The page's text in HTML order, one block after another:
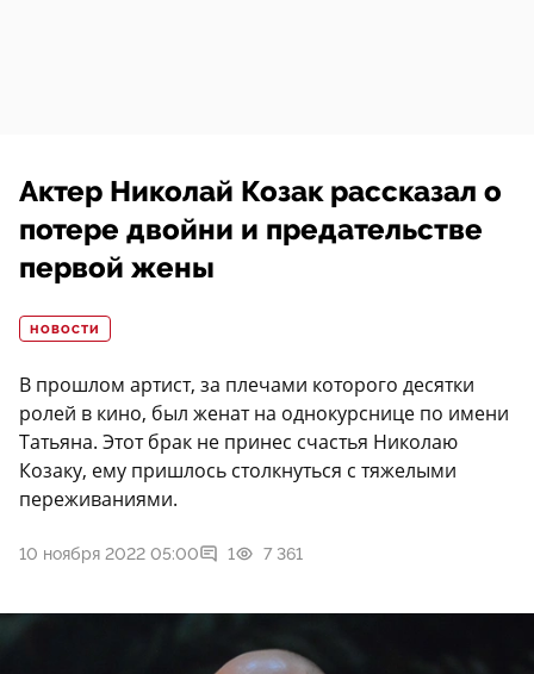
Актер Николай Козак рассказал о
потере двойни и предательстве
первой жены
НОВОСТИ
В прошлом артист, за плечами которого десятки
ролей в кино, был женат на однокурснице по имени
Татьяна. Этот брак не принес счастья Николаю
Козаку, ему пришлось столкнуться с тяжелыми
переживаниями.
10 ноября 2022 05:00 1 7 361